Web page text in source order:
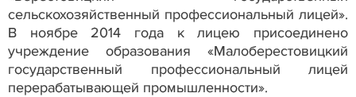
сельскохозяйственный профессиональный лицей».
В ноябре 2014 года к лицею присоединено
учреждение образования «Малоберестовицкий
государственный профессиональный лицей
перерабатывающей промышленности».